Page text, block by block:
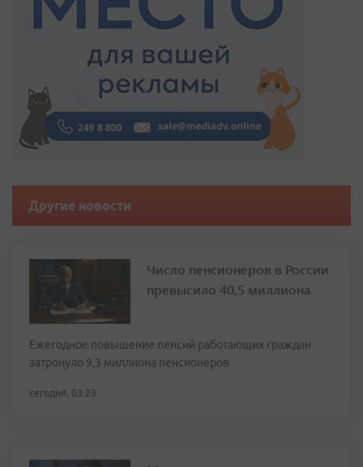
Другие новости
Число пенсионеров в России
превысило 40,5 миллиона
Ежегодное повышение пенсий работающих граждан
затронуло 9,3 миллиона пенсионеров
сегодня, 03:23